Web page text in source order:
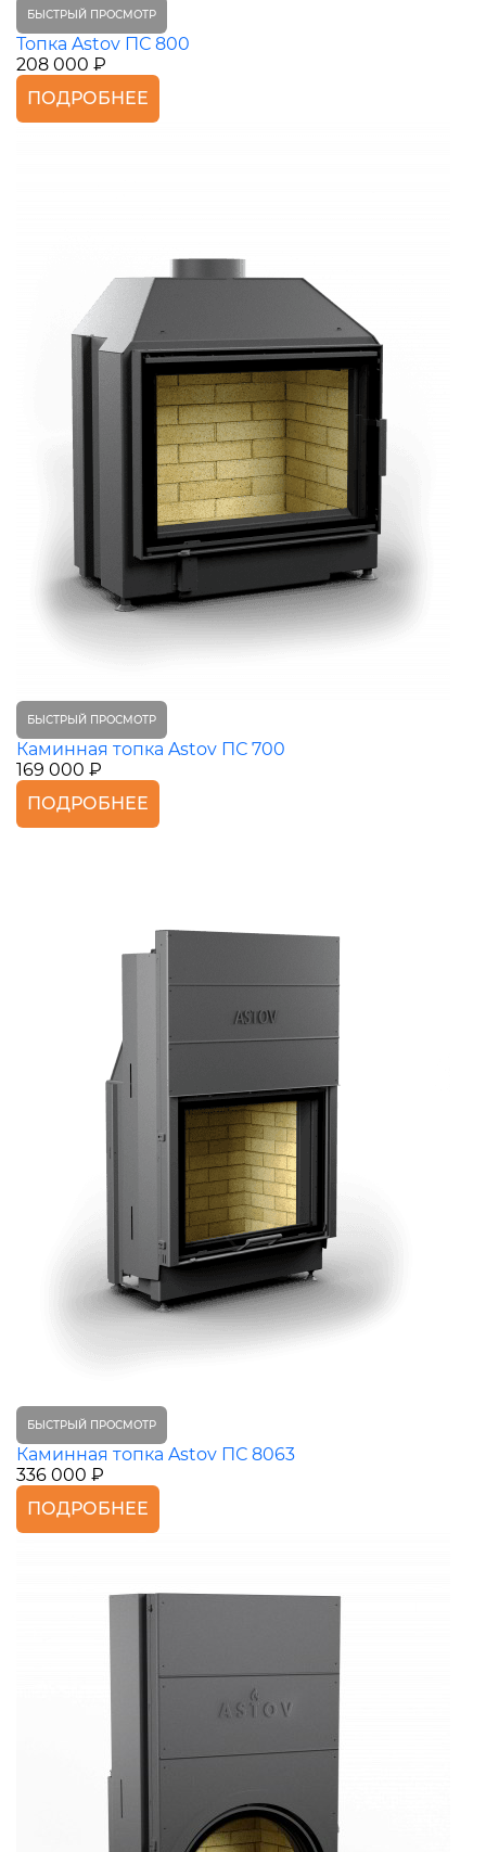
БЫСТРЫЙ ПРОСМОТР
Топка Astov ПС 800
208 000 ₽
ПОДРОБНЕЕ
БЫСТРЫЙ ПРОСМОТР
Каминная топка Astov ПС 700
169 000 ₽
ПОДРОБНЕЕ
БЫСТРЫЙ ПРОСМОТР
Каминная топка Astov ПС 8063
336 000 ₽
ПОДРОБНЕЕ